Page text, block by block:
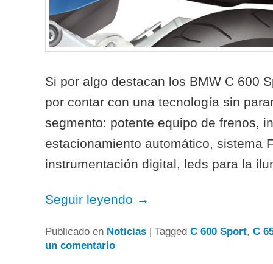
Si por algo destacan los BMW C 600
por contar con una tecnología sin
segmento: potente equipo de frenos,
estacionamiento automático, sistema
instrumentación digital, leds para la
Seguir leyendo →
Publicado en Noticias |Tagged C 600 Sport,C
un comentario